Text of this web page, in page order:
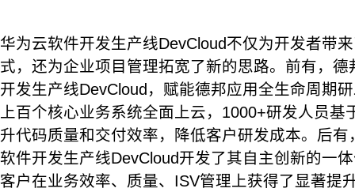
华为云软件开发生产线DevCloud不仅为开发者带
式，还为企业项目管理拓宽了新的思路。前有，
开发生产线DevCloud，赋能德邦应用全生命周期
上百个核心业务系统全面上云，1000+研发人员基
升代码质量和交付效率，降低客户研发成本。后
软件开发生产线DevCloud开发了其自主创新的一
客户在业务效率、质量、ISV管理上获得了显著提